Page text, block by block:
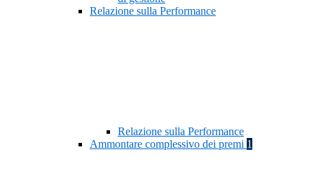
Relazione sulla Performance
Relazione sulla Performance
Ammontare complessivo dei premi 1